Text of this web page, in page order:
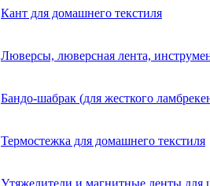
Кант для домашнего текстиля
Люверсы, люверсная лента,
Бандо-шабрак (для жесткого
Термостежка для домашнего текстиля
Утяжелители и магнитные ленты для